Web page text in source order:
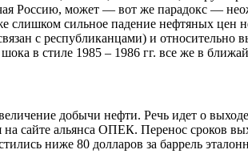
Россию, может — вот же парадокс —
слишком сильное падение нефтяных
с республиканцами) и
в стиле 1985 – 1986 гг. все же в
добычи нефти. Речь идет о
сайте альянса ОПЕК. Перенос сроков
ниже 80 долларов за баррель